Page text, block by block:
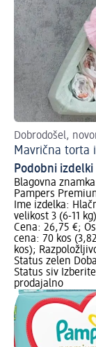
Dobrodošel,
Mavrična torta
Podobni izdelki
Blagovna
Pampers
Ime izdelka:
velikost 3 (6-11
Cena: 26,75 €;
cena: 70 kos
kos);
Status zelen
Status siv
prodajalno